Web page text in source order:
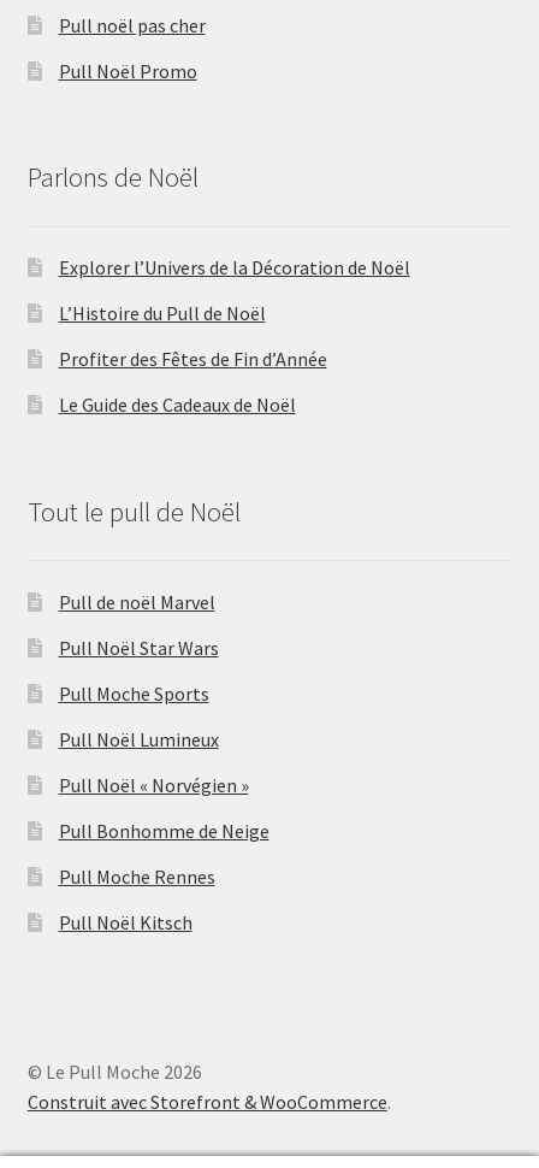
Pull noël pas cher
Pull Noël Promo
Parlons de Noël
Explorer l’Univers de la Décoration de Noël
L’Histoire du Pull de Noël
Profiter des Fêtes de Fin d’Année
Le Guide des Cadeaux de Noël
Tout le pull de Noël
Pull de noël Marvel
Pull Noël Star Wars
Pull Moche Sports
Pull Noël Lumineux
Pull Noël « Norvégien »
Pull Bonhomme de Neige
Pull Moche Rennes
Pull Noël Kitsch
© Le Pull Moche 2026
Construit avec Storefront & WooCommerce.